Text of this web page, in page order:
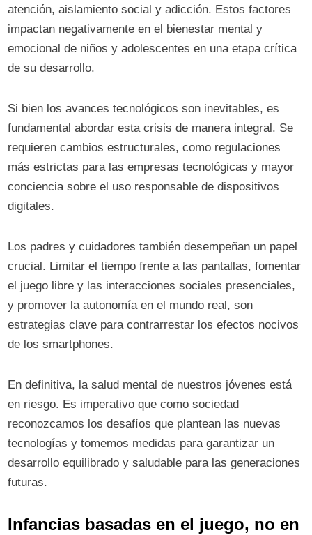
atención, aislamiento social y adicción. Estos factores
impactan negativamente en el bienestar mental y
emocional de niños y adolescentes en una etapa crítica
de su desarrollo.
Si bien los avances tecnológicos son inevitables, es
fundamental abordar esta crisis de manera integral. Se
requieren cambios estructurales, como regulaciones
más estrictas para las empresas tecnológicas y mayor
conciencia sobre el uso responsable de dispositivos
digitales.
Los padres y cuidadores también desempeñan un papel
crucial. Limitar el tiempo frente a las pantallas, fomentar
el juego libre y las interacciones sociales presenciales,
y promover la autonomía en el mundo real, son
estrategias clave para contrarrestar los efectos nocivos
de los smartphones.
En definitiva, la salud mental de nuestros jóvenes está
en riesgo. Es imperativo que como sociedad
reconozcamos los desafíos que plantean las nuevas
tecnologías y tomemos medidas para garantizar un
desarrollo equilibrado y saludable para las generaciones
futuras.
Infancias basadas en el juego, no en